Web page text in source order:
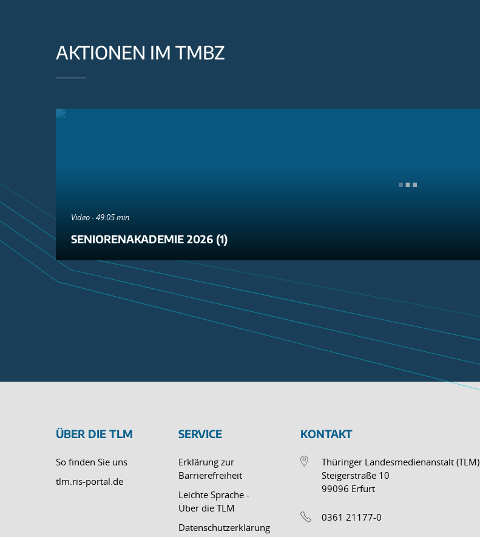
AKTIONEN IM TMBZ
Video - 49:05 min
SENIORENAKADEMIE 2026 (1)
ÜBER DIE TLM
So finden Sie uns
tlm.ris-portal.de
SERVICE
Erklärung zur
Barrierefreiheit
Leichte Sprache -
Über die TLM
Datenschutzerklärung
KONTAKT
Thüringer Landesmedienanstalt (TLM)
Steigerstraße 10
99096 Erfurt
0361 21177-0